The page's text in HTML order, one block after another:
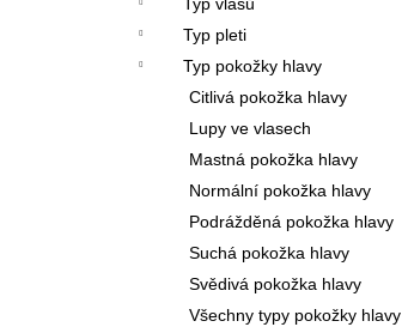
Typ pleti
Typ pokožky hlavy
Citlivá pokožka hlavy
Lupy ve vlasech
Mastná pokožka hlavy
Normální pokožka hlavy
Podrážděná pokožka hlavy
Suchá pokožka hlavy
Svědivá pokožka hlavy
Všechny typy pokožky hlavy